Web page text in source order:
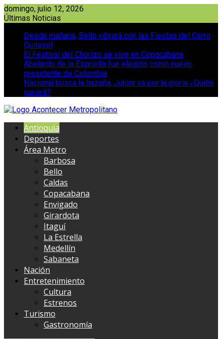
Saltar
al
domingo, julio 12, 2026
Últimas Noticias
Desde mañana, Bello vibrará con las Fiestas del Cerro
Quitasol
El Festival del Chorizo se vive en Copacabana
Abelardo de la Espriella fue elegido como nuevo
presidente de Colombia
Nacional busca la hazaña, Junior va por la gloria ¿Quién
ganará?
Antioquia
Deportes
Área Metro
Barbosa
Bello
Caldas
Copacabana
Envigado
Girardota
Itaguí
La Estrella
Medellín
Sabaneta
Nación
Entretenimiento
Cultura
Estrenos
Turismo
Gastronomía